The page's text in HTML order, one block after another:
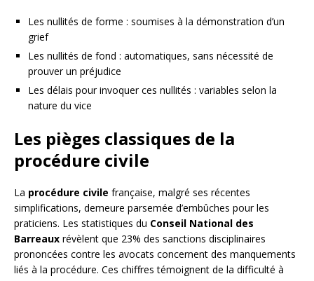
Les nullités de forme : soumises à la démonstration d’un
grief
Les nullités de fond : automatiques, sans nécessité de
prouver un préjudice
Les délais pour invoquer ces nullités : variables selon la
nature du vice
Les pièges classiques de la
procédure civile
La procédure civile française, malgré ses récentes
simplifications, demeure parsemée d’embûches pour les
praticiens. Les statistiques du Conseil National des
Barreaux révèlent que 23% des sanctions disciplinaires
prononcées contre les avocats concernent des manquements
liés à la procédure. Ces chiffres témoignent de la difficulté à